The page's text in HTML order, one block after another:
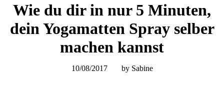
Wie du dir in nur 5 Minuten,
dein Yogamatten Spray selber
machen kannst
10/08/2017 by Sabine